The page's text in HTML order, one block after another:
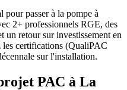
passer à la pompe à
2+ professionnels RGE, des
un retour sur investissement en
les certifications (QualiPAC
sur l'installation.
PAC à La